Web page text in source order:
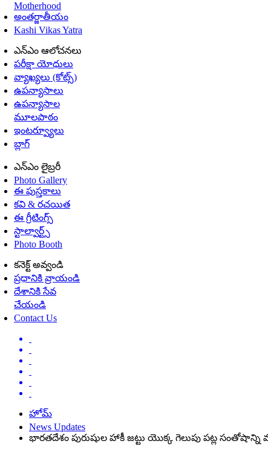
Motherhood
అంతర్జాతీయం
Kashi Vikas Yatra
ఎన్ఎం ఆలోచనలు
పరీక్షా యోధులు
వ్యాఖ్యలు (కోట్స్)
ఉపన్యాసాలు
ఉపన్యాసాల
మూలపాఠం
ఇంటర్వ్యూలు
బ్లాగ్
ఎన్ఎం లైబ్రరీ
Photo Gallery
ఈ పుస్తకాలు
కవి & రచయిత
ఈ గ్రీటింగ్స్
స్టాల్వార్ట్స్
Photo Booth
కనెక్ట్ అవ్వండి
ప్రధానికి వ్రాయండి
దేశానికి సేవ
చేయండి
Contact Us
హోమ్
News Updates
భారతదేశం పురుషుల హాకీ జట్టు యొక్క గెలుపు పట్ల సంతోషాన్ని